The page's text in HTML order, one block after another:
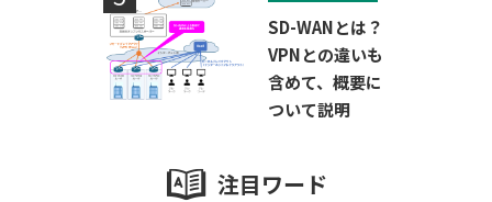
SD-WANとは？
VPNとの違いも
含めて、概要に
ついて説明
注目ワード